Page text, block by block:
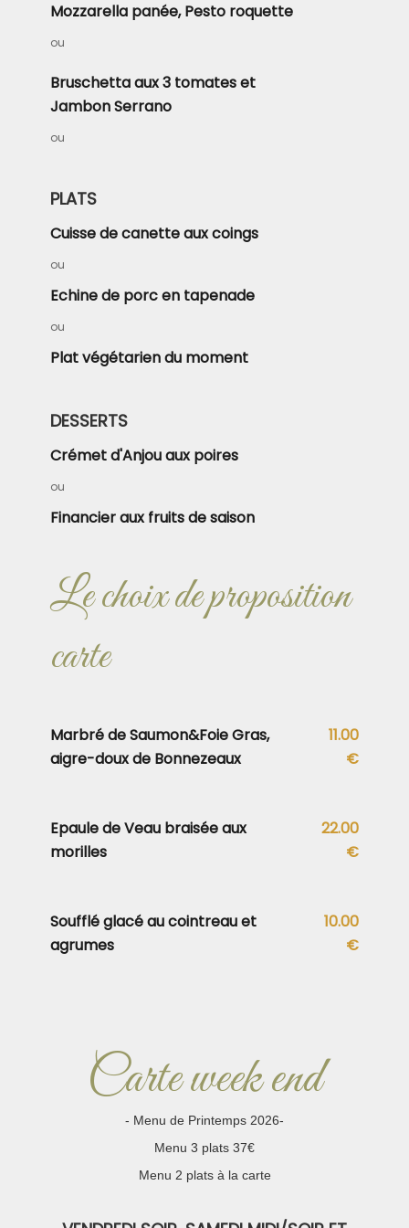
Mozzarella panée, Pesto roquette
ou
Bruschetta aux 3 tomates et
Jambon Serrano
ou
PLATS
Cuisse de canette aux coings
ou
Echine de porc en tapenade
ou
Plat végétarien du moment
DESSERTS
Crémet d'Anjou aux poires
ou
Financier aux fruits de saison
Le choix de proposition
carte
Marbré de Saumon&Foie Gras,
aigre-doux de Bonnezeaux
11.00
€
Epaule de Veau braisée aux
morilles
22.00
€
Soufflé glacé au cointreau et
agrumes
10.00
€
Carte week end
- Menu de Printemps 2026-
Menu 3 plats 37€
Menu 2 plats à la carte